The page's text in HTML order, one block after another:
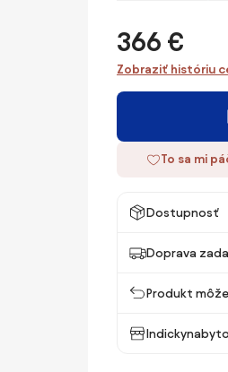
366 €
Zobraziť históriu
To sa mi
Dostupnosť
Doprava
Produkt